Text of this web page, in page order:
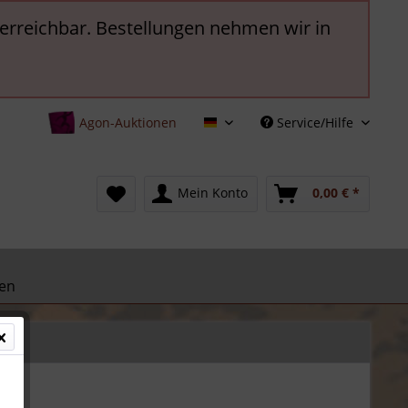
Bestellungen nehmen wir in
Agon-Auktionen Deutsch Service/Hilfe
Mein Konto 0,00 € *